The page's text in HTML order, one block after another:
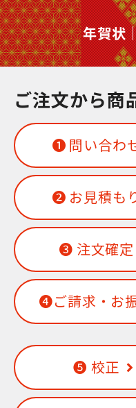
年賀状
ご注文から商
➊ 問い合わ
❷ お見積も
➌ 注文確定
➍ご請求・お
❺ 校正